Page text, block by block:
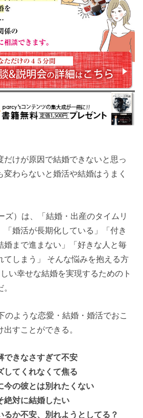
だけが原因で結婚できないと思っ
わらないと婚活や結婚はうまく
ズ）は、「結婚・出産のタイムリ
「婚活が長期化している」「付き
婚まで進まない」「好きな人と毎
てしまう」 そんな悩みを抱える方
い幸せな結婚を実現するためのト
のような恋愛・結婚・婚活でおこ
すことができる。
できなさすぎて不安
してくれなくて焦る
今の彼とは別れたくない
絶対に結婚したい
るか不安、別れようとしてる？